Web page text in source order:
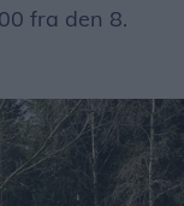
fra den 8.